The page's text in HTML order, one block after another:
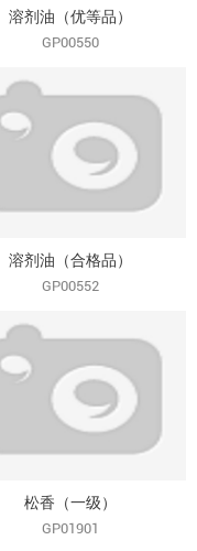
溶剂油（优等品）
GP00550
溶剂油（合格品）
GP00552
松香（一级）
GP01901